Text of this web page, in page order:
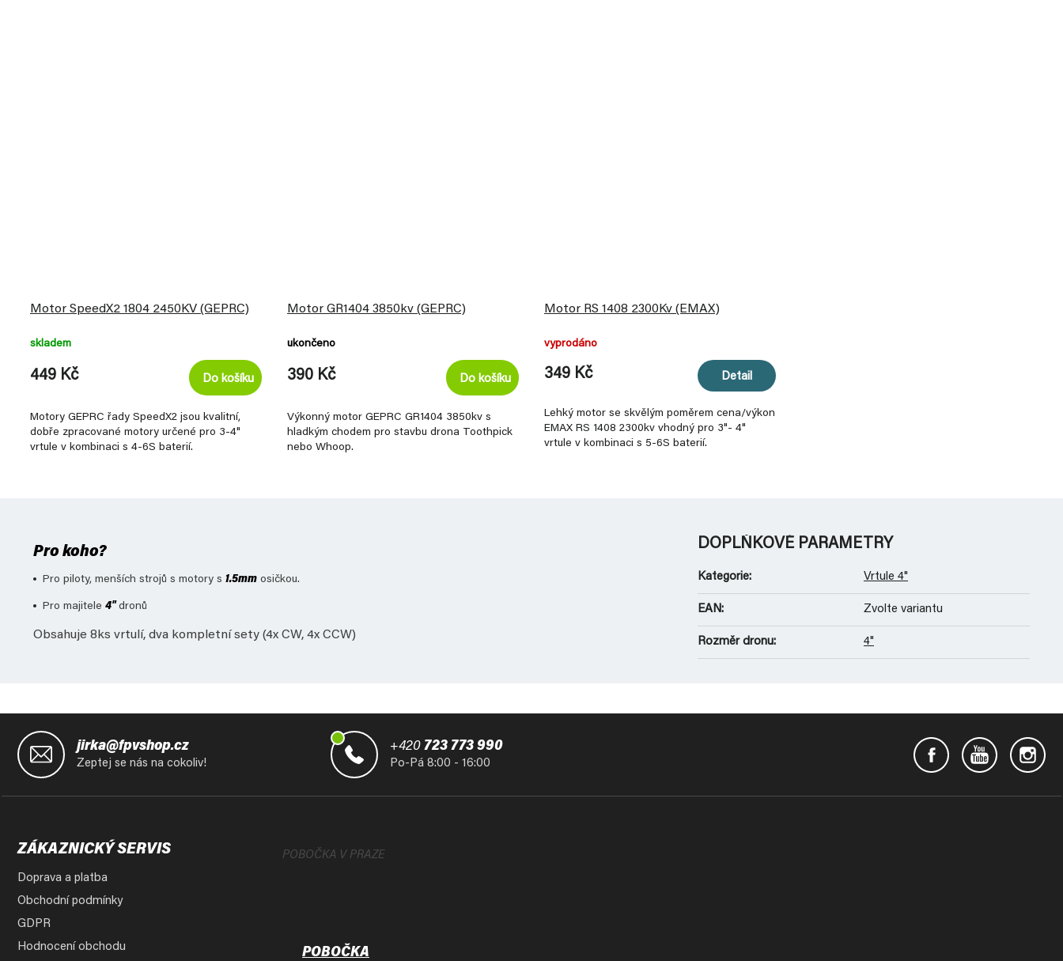
Motor SpeedX2 1804 2450KV (GEPRC)
skladem
449 Kč Do košíku
Motory GEPRC řady SpeedX2 jsou kvalitní,
dobře zpracované motory určené pro 3-4"
vrtule v kombinaci s 4-6S baterií.
Motor GR1404 3850kv (GEPRC)
ukončeno
390 Kč Do košíku
Výkonný motor GEPRC GR1404 3850kv s
hladkým chodem pro stavbu drona Toothpick
nebo Whoop.
Motor RS 1408 2300Kv (EMAX)
vyprodáno
349 Kč Detail
Lehký motor se skvělým poměrem cena/výkon
EMAX RS 1408 2300kv vhodný pro 3"- 4"
vrtule v kombinaci s 5-6S baterií.
Pro koho?
Pro piloty, menších strojů s motory s 1.5mm osičkou.
Pro majitele 4"dronů
Obsahuje 8ks vrtulí, dva kompletní sety (4x CW, 4x CCW)
DOPLŇKOVÉ PARAMETRY
Kategorie: Vrtule 4"
EAN: Zvolte variantu
Rozměr dronu: 4"
t
jirka@fpvshop.cz
Zeptej se nás na cokoliv!
+420 723 773 990
Po-Pá 8:00 - 16:00
ZÁKAZNICKÝ SERVIS
Doprava a platba
Obchodní podmínky
GDPR
Hodnocení obchodu
POBOČKA V PRAZE
POBOČKA